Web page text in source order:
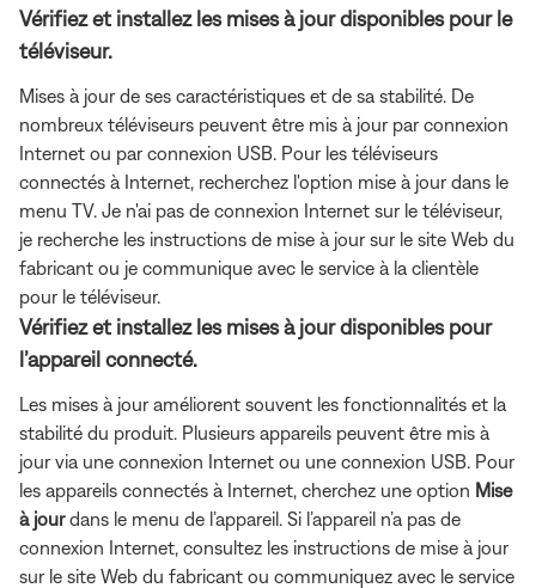
Vérifiez et installez les mises à jour disponibles pour le
téléviseur.
Mises à jour de ses caractéristiques et de sa stabilité. De
nombreux téléviseurs peuvent être mis à jour par connexion
Internet ou par connexion USB. Pour les téléviseurs
connectés à Internet, recherchez l'option mise à jour dans le
menu TV. Je n'ai pas de connexion Internet sur le téléviseur,
je recherche les instructions de mise à jour sur le site Web du
fabricant ou je communique avec le service à la clientèle
pour le téléviseur.
Vérifiez et installez les mises à jour disponibles pour
l’appareil connecté.
Les mises à jour améliorent souvent les fonctionnalités et la
stabilité du produit. Plusieurs appareils peuvent être mis à
jour via une connexion Internet ou une connexion USB. Pour
les appareils connectés à Internet, cherchez une option Mise
à jourdans le menu de l’appareil. Si l’appareil n’a pas de
connexion Internet, consultez les instructions de mise à jour
sur le site Web du fabricant ou communiquez avec le service